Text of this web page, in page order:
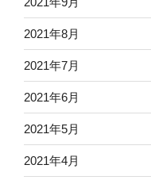
2021年8月
2021年7月
2021年6月
2021年5月
2021年4月